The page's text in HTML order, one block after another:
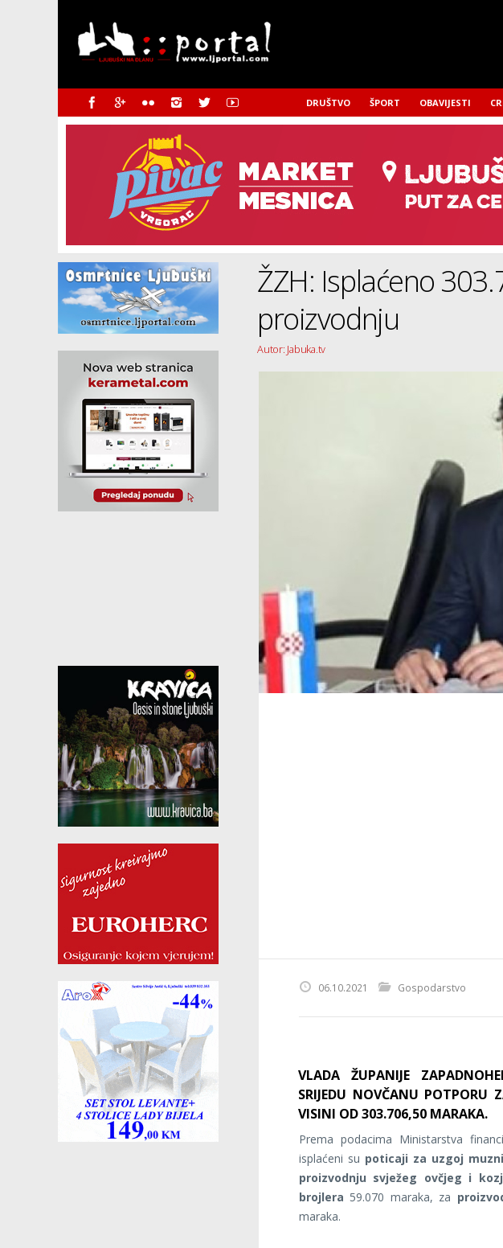
DRUŠTVO ŠPORT OBAVIJESTI
ŽZH: Isplaćeno
proizvodnju
Autor: Jabuka.tv
06.10.2021 Gospodarstvo
VLADA ŽUPANIJE
SRIJEDU NOVČANU POTPORU
VISINI OD 303.706,50 MARAKA.
Prema podacima Ministarstva
isplaćeni su poticaji za uzgoj
proizvodnju svježeg ovčjeg i
brojlera 59.070 maraka, za
maraka.